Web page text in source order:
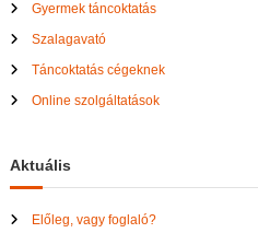
Gyermek táncoktatás
Szalagavató
Táncoktatás cégeknek
Online szolgáltatások
Aktuális
Előleg, vagy foglaló?